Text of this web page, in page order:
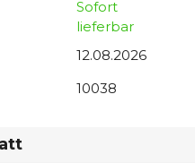
Sofort
lieferbar
12.08.2026
10038